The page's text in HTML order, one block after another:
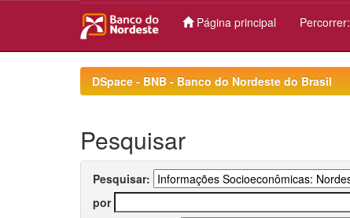
Página principal Percorrer:
DSpace - BNB - Banco do Nordeste do Brasil
Pesquisar
Pesquisar:
por